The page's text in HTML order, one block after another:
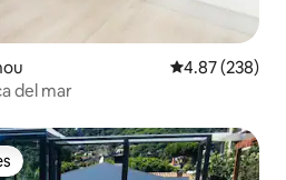
Calificación
4.87 (238)
del mar